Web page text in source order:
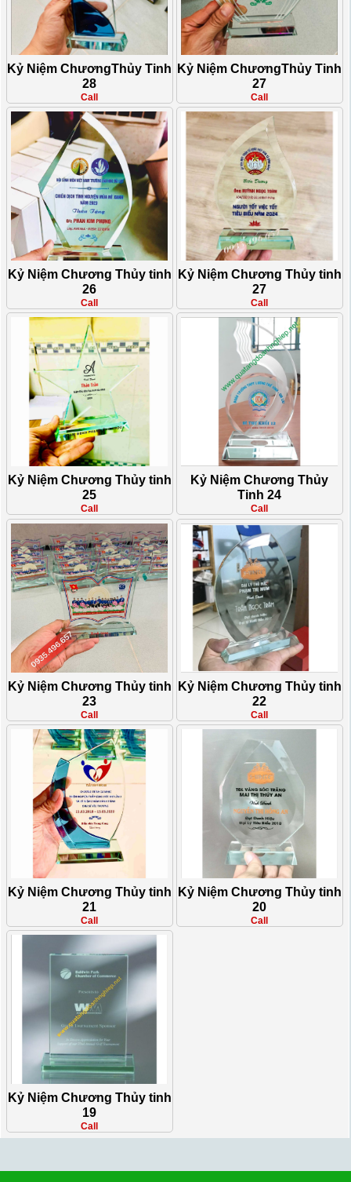
Kỷ Niệm ChươngThủy Tinh
28
Call
Kỷ Niệm ChươngThủy Tinh
27
Call
Kỷ Niệm Chương Thủy tinh
26
Call
Kỷ Niệm Chương Thủy tinh
27
Call
Kỷ Niệm Chương Thủy tinh
25
Call
Kỷ Niệm Chương Thủy
Tinh 24
Call
Kỷ Niệm Chương Thủy tinh
23
Call
Kỷ Niệm Chương Thủy tinh
22
Call
Kỷ Niệm Chương Thủy tinh
21
Call
Kỷ Niệm Chương Thủy tinh
20
Call
Kỷ Niệm Chương Thủy tinh
19
Call